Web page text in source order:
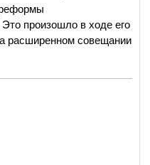
Это произошло в ходе его
расширенном совещании